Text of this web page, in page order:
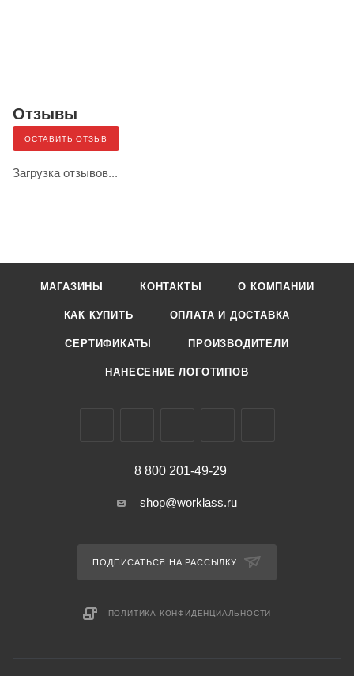
Отзывы
ОСТАВИТЬ ОТЗЫВ
Загрузка отзывов...
МАГАЗИНЫ КОНТАКТЫ О КОМПАНИИ
КАК КУПИТЬ ОПЛАТА И ДОСТАВКА
СЕРТИФИКАТЫ ПРОИЗВОДИТЕЛИ
НАНЕСЕНИЕ ЛОГОТИПОВ
8 800 201-49-29
shop@worklass.ru
ПОДПИСАТЬСЯ НА РАССЫЛКУ
ПОЛИТИКА КОНФИДЕНЦИАЛЬНОСТИ